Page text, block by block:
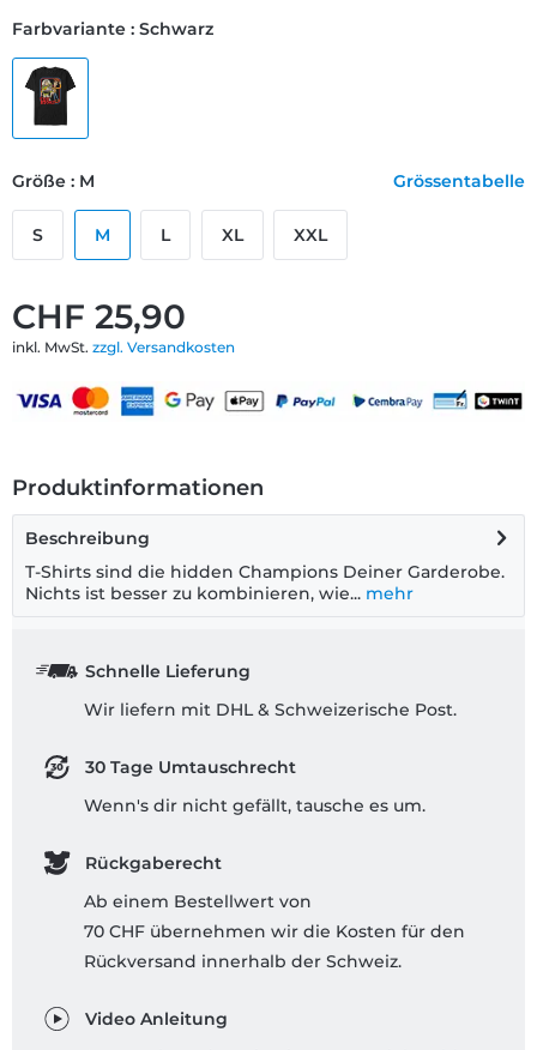
CHF 25,90
inkl. MwSt. zzgl. Versandkosten
Farbvariante : Schwarz
Größe : M Grössentabelle
S M L XL XXL
Produktinformationen
Beschreibung
T-Shirts sind die hidden Champions Deiner Garderobe.
Nichts ist besser zu kombinieren, wie... mehr
Schnelle Lieferung
Wir liefern mit DHL & Schweizerische Post.
30 Tage Umtauschrecht
Wenn's dir nicht gefällt, tausche es um.
Rückgaberecht
Ab einem Bestellwert von
70 CHF übernehmen wir die Kosten für den
Rückversand innerhalb der Schweiz.
Video Anleitung